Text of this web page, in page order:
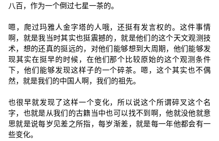
八百，作为一个倒过七星一茶的。
嗯，爬过玛雅人金字塔的人哦，还挺有发言权的。这件事情
啊，就是我当时其实也挺震撼的，就是他们的这个天文观测技
术，想的还真的挺远的，对他们能够想到大周期，他们能够发
现其实在挺早的时候，在他们那个比较原始的这个观测条件
下，他们能够发现这样子的一个碎茶。嗯，这个其实也不偶
然，就是我们的中国人啊，我们的祖先。
也很早就发现了这样一个变化，所以说这个所谓碎叉这个名
字，也就是从我们的古籍当中也可以找不到啊，他就没他就意
思就是说每岁见差之所指，每岁渐差，就是每一年他都会有一
些变化。